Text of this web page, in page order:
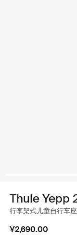
Thule Yepp
行李架式儿童自行车
¥2,690.00